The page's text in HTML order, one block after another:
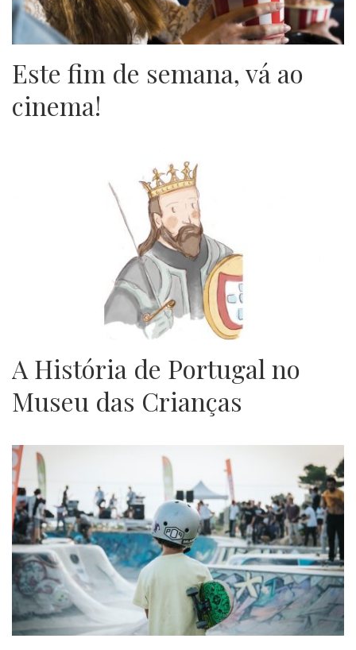
Este fim de semana, vá ao
cinema!
A História de Portugal no
Museu das Crianças